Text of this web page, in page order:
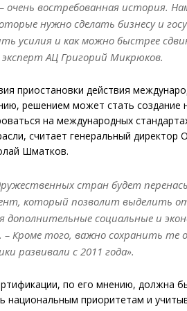
востребованная история.
нужно сделать бизнесу и
усилия и как можно быстрее
АЦ Григорий Микрюков.
приостановки действия
решением может стать создание
на международных
считает генеральный директор
Шматков.
стран будет
который позволит выделить
социальные и
Кроме того, важно сохранить те
развивали с 2011 года».
по его мнению, должна
национальным приоритетам и